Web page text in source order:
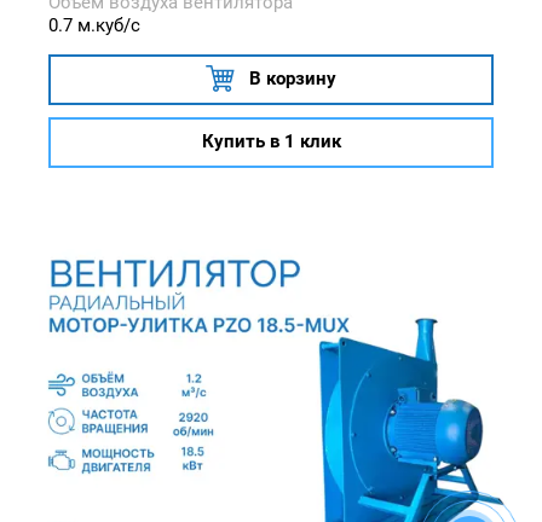
0.7 м.куб/с
В корзину
Купить в 1 клик